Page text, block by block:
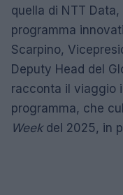
quella di NTT
programma
Scarpino,
Deputy Head del
racconta il viaggio
programma, che
Weekdel 2025, in